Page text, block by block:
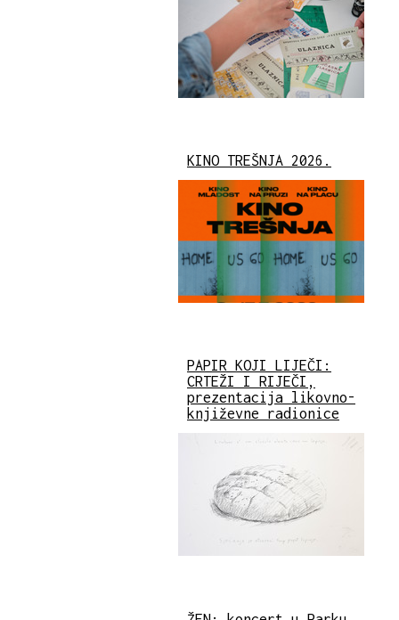
KINO TREŠNJA 2026.
PAPIR KOJI LIJEČI:
CRTEŽI I RIJEČI,
prezentacija likovno-
književne radionice